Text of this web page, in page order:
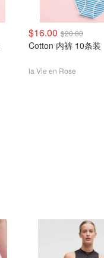
$16.00 $20.00
Cotton 内裤 10条装
la Vie en Rose